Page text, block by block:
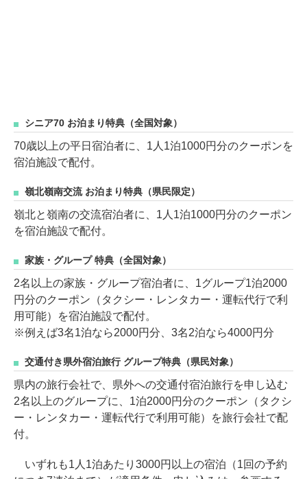
シニア70 お泊まり特典（全国対象）
70歳以上の平日宿泊者に、1人1泊1000円分のクーポンを
宿泊施設で配付。
嶺北嶺南交流 お泊まり特典（県民限定）
嶺北と嶺南の交流宿泊者に、1人1泊1000円分のクーポン
を宿泊施設で配付。
家族・グループ 特典（全国対象）
2名以上の家族・グループ宿泊者に、1グループ1泊2000
円分のクーポン（タクシー・レンタカー・運転代行で利
用可能）を宿泊施設で配付。
※例えば3名1泊なら2000円分、3名2泊なら4000円分
交通付き県外宿泊旅行 グループ特典（県民対象）
県内の旅行会社で、県外への交通付宿泊旅行を申し込む
2名以上のグループに、1泊2000円分のクーポン（タクシ
ー・レンタカー・運転代行で利用可能）を旅行会社で配
付。
いずれも1人1泊あたり3000円以上の宿泊（1回の予約